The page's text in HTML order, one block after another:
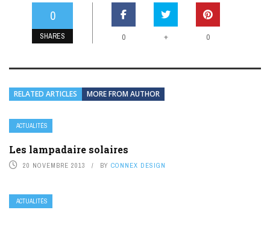
0
SHARES 0 + 0
RELATED ARTICLES MORE FROM AUTHOR
ACTUALITÉS
Les lampadaire solaires
20 NOVEMBRE 2013 BY CONNEX DESIGN
ACTUALITÉS